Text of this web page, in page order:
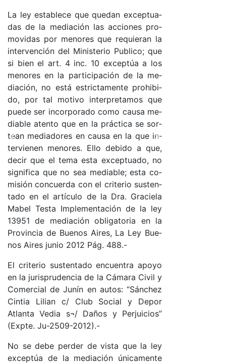
Pre­vious Next
La ley es­ta­ble­ce que que­dan ex­cep­tua­
das de la me­dia­ción las ac­cio­nes pro­
mo­vi­das por me­no­res que re­quie­ran la
in­ter­ven­ción del Mi­nis­te­rio Pu­bli­co; que
si bien el ar­t. 4 in­c. 10 ex­cep­túa a los
me­no­res en la par­ti­ci­pa­ción de la me­
dia­ció­n, no es­tá es­tric­ta­men­te prohi­bi­
do, por tal mo­ti­vo in­ter­pre­ta­mos que
pue­de ser in­cor­po­ra­do co­mo cau­sa me­
dia­ble aten­to que en la prác­ti­ca se sor­
tean me­dia­do­res en cau­sa en la que in­
ter­vie­nen me­no­res. Ello de­bi­do a que,
de­cir que el te­ma es­ta ex­cep­tua­do, no
sig­ni­fi­ca que no sea me­dia­ble; es­ta co­
mi­sión con­cuer­da con el cri­te­rio sus­ten­
ta­do en el ar­tícu­lo de la Dra. Gra­cie­la
Ma­bel Tes­ta Im­ple­men­ta­ción de la ley
13951 de me­dia­ción obli­ga­to­ria en la
Pro­vin­cia de Bue­nos Ai­res, La Ley Bue­
nos Ai­res ju­nio 2012 Pá­g. 488.-
El cri­te­rio sus­ten­ta­do en­cuen­tra apo­yo
en la ju­ris­pru­den­cia de la Cá­ma­ra Ci­vil y
Co­mer­cial de Ju­nín en au­to­s: “Sán­chez
Cin­tia Li­lian c/ Club So­cial y De­por
Atlan­ta Ve­dia s¬/ Da­ños y Per­jui­cio­s”
(Exp­te. Ju-2509-2012).-
No se de­be per­der de vis­ta que la ley
ex­cep­túa de la me­dia­ción úni­ca­men­te